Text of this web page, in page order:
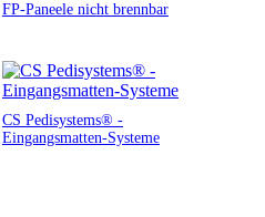
FP-Paneele nicht brennbar
CS Pedisystems® -
Eingangsmatten-Systeme